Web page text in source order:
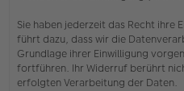
Sie haben jederzeit das Recht ihre
führt dazu, dass wir die
Grundlage ihrer Einwilligung
fortführen. Ihr Widerruf berührt
erfolgten Verarbeitung der Daten.